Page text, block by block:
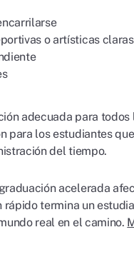
o artísticas claras
adecuada para
para los estudiantes
del tiempo.
acelerada
termina un
real en el camino.